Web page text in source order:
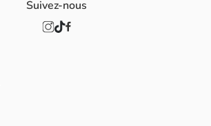
Suivez-nous